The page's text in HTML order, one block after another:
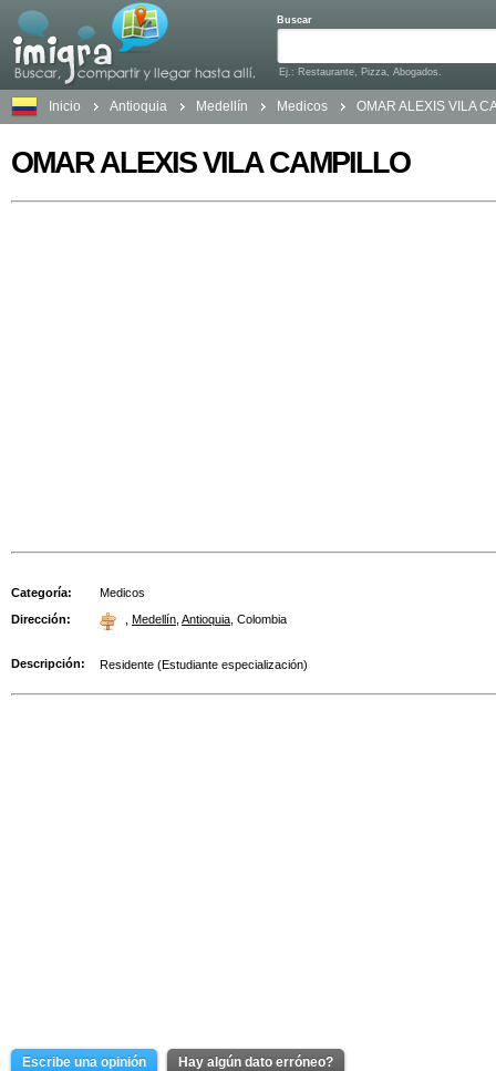
Buscar
Ej.: Restaurante, Pizza, Abogados.
Inicio Antioquia Medellín Medicos OMAR ALEXIS VILA
OMAR ALEXIS VILA CAMPILLO
Categoría:
Medicos
Dirección:
Medellín Antioquia Colombia
Descripción: Residente (Estudiante especialización)
Escribe una opinión Hay algún dato erróneo?